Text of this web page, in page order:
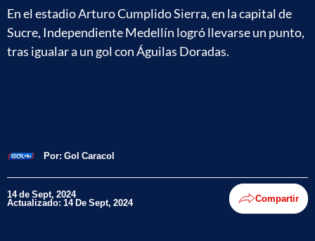
En el estadio Arturo Cumplido Sierra, en la capital de
Sucre, Independiente Medellín logró llevarse un punto,
tras igualar a un gol con Águilas Doradas.
Por: Gol Caracol
14 de Sept, 2024
Actualizado: 14 De Sept, 2024 Compartir